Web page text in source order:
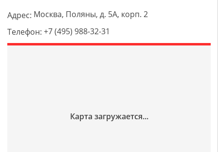
Адрес: Москва, Поляны, д. 5А, корп. 2
Телефон: +7 (495) 988-32-31